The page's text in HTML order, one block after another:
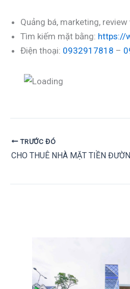
Quảng bá, marketing,
Tìm kiếm mặt bằng: https://
Điện thoại: 0932917818 –
TRƯỚC ĐÓ
CHO THUÊ NHÀ MẶT TIỀN